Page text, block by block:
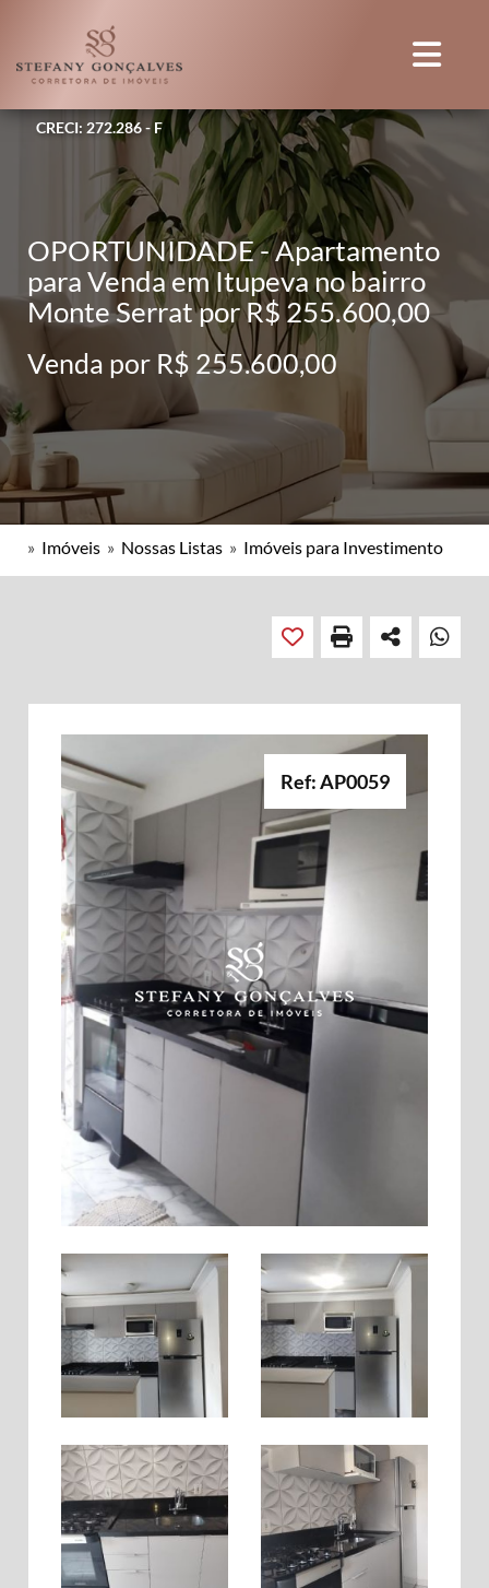
CRECI: 272.286 - F
OPORTUNIDADE - Apartamento
para Venda em Itupeva no bairro
Monte Serrat por R$ 255.600,00
Venda por R$ 255.600,00
» Imóveis » Nossas Listas » Imóveis para Investimento
Ref: AP0059